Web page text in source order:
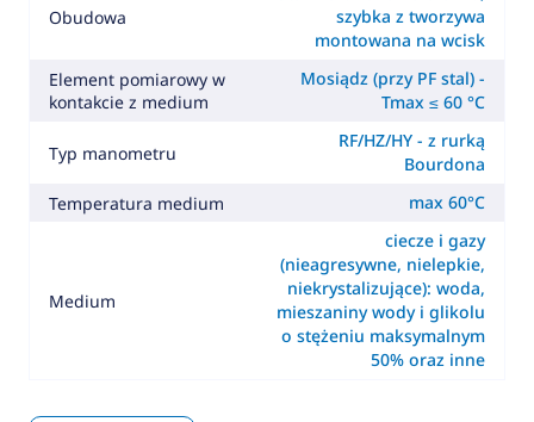
Obudowa
szybka z tworzywa
montowana na wcisk
Element pomiarowy w
kontakcie z medium
Mosiądz (przy PF stal) -
Tmax ≤ 60 °C
Typ manometru
RF/HZ/HY - z rurką
Bourdona
Temperatura medium
max 60°C
Medium
ciecze i gazy
(nieagresywne, nielepkie,
niekrystalizujące): woda,
mieszaniny wody i glikolu
o stężeniu maksymalnym
50% oraz inne